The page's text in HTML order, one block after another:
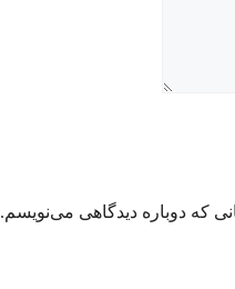
که دوباره دیدگاهی می‌نویسم.